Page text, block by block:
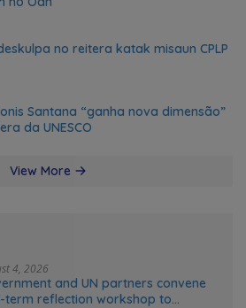
no reitera katak misaun CPLP
Santana “ganha nova dimensão”
da UNESCO
View More
4, 2026
and UN partners convene
term reflection workshop to